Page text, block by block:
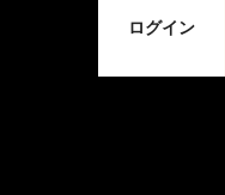
ログイン